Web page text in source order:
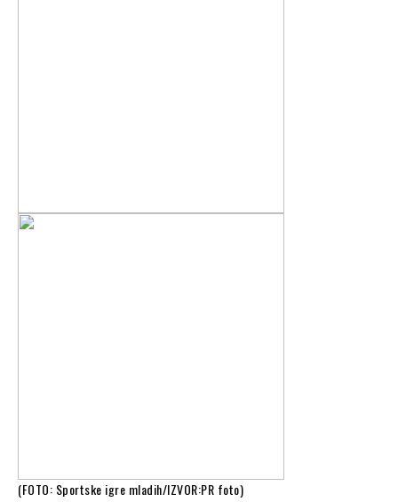
(FOTO: Sportske igre mladih/IZVOR:PR foto)